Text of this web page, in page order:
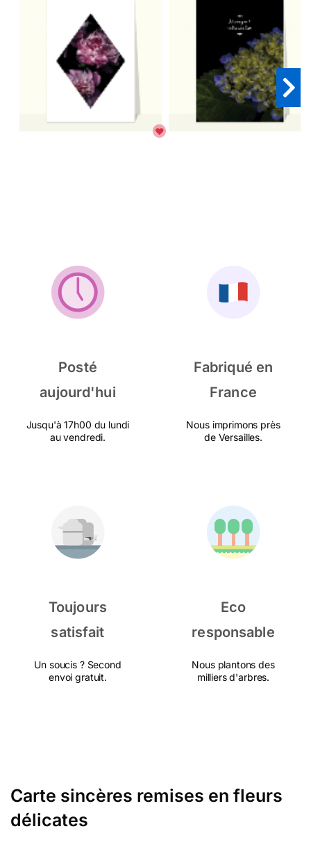
Posté
aujourd'hui
Jusqu'à 17h00 du lundi
au vendredi.
Fabriqué en
France
Nous imprimons près
de Versailles.
Toujours
satisfait
Un soucis ? Second
envoi gratuit.
Eco
responsable
Nous plantons des
milliers d'arbres.
Carte sincères remises en fleurs
délicates